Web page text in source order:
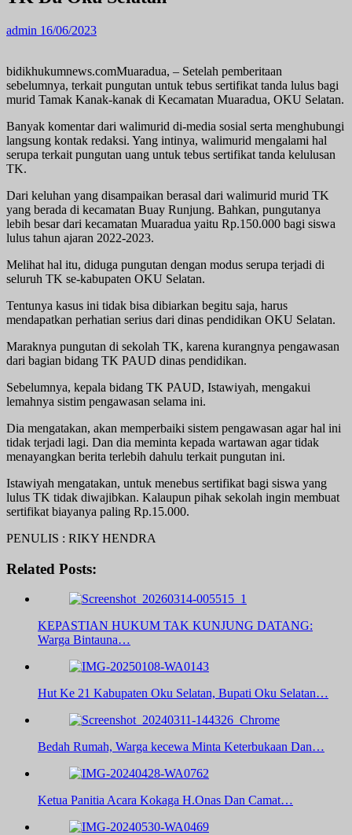
admin 16/06/2023
bidikhukumnews.comMuaradua, – Setelah pemberitaan
sebelumnya, terkait pungutan untuk tebus sertifikat tanda lulus bagi
murid Tamak Kanak-kanak di Kecamatan Muaradua, OKU Selatan.
Banyak komentar dari walimurid di-media sosial serta menghubungi
langsung kontak redaksi. Yang intinya, walimurid mengalami hal
serupa terkait pungutan uang untuk tebus sertifikat tanda kelulusan
TK.
Dari keluhan yang disampaikan berasal dari walimurid murid TK
yang berada di kecamatan Buay Runjung. Bahkan, pungutanya
lebih besar dari kecamatan Muaradua yaitu Rp.150.000 bagi siswa
lulus tahun ajaran 2022-2023.
Melihat hal itu, diduga pungutan dengan modus serupa terjadi di
seluruh TK se-kabupaten OKU Selatan.
Tentunya kasus ini tidak bisa dibiarkan begitu saja, harus
mendapatkan perhatian serius dari dinas pendidikan OKU Selatan.
Maraknya pungutan di sekolah TK, karena kurangnya pengawasan
dari bagian bidang TK PAUD dinas pendidikan.
Sebelumnya, kepala bidang TK PAUD, Istawiyah, mengakui
lemahnya sistim pengawasan selama ini.
Dia mengatakan, akan memperbaiki sistem pengawasan agar hal ini
tidak terjadi lagi. Dan dia meminta kepada wartawan agar tidak
menayangkan berita terlebih dahulu terkait pungutan ini.
Istawiyah mengatakan, untuk menebus sertifikat bagi siswa yang
lulus TK tidak diwajibkan. Kalaupun pihak sekolah ingin membuat
sertifikat biayanya paling Rp.15.000.
PENULIS : RIKY HENDRA
Related Posts:
KEPASTIAN HUKUM TAK KUNJUNG DATANG:
Warga Bintauna…
Hut Ke 21 Kabupaten Oku Selatan, Bupati Oku Selatan…
Bedah Rumah, Warga kecewa Minta Keterbukaan Dan…
Ketua Panitia Acara Kokaga H.Onas Dan Camat…